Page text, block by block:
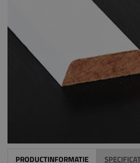
PRODUCTINFORMATIE